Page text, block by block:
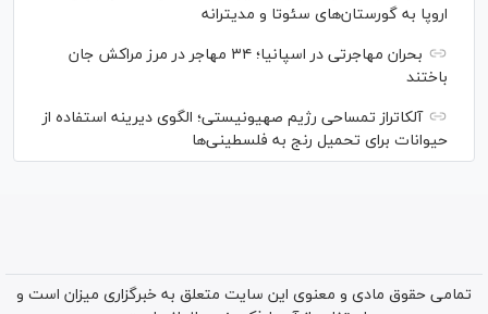
اروپا به گورستان‌های سئوتا و مدیترانه
بحران مهاجرتی در اسپانیا؛ ۳۴ مهاجر در مرز مراکش جان
باختند
آلکاتراز تمساحی رژیم صهیونیستی؛ الگوی دیرینه استفاده از
حیوانات برای تحمیل رنج به فلسطینی‌ها
تمامی حقوق مادی و معنوی این سایت متعلق به خبرگزاری میزان است و